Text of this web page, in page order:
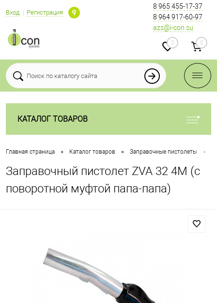
Вход Регистрация
8 965 455-17-37
8 964 917-60-97
azs@i-con.su
0 0
КАТАЛОГ ТОВАРОВ
Главная страница • Каталог товаров • Заправочные пистолеты •
Заправочный пистолет ZVA 32 4М (с
поворотной муфтой папа-папа)